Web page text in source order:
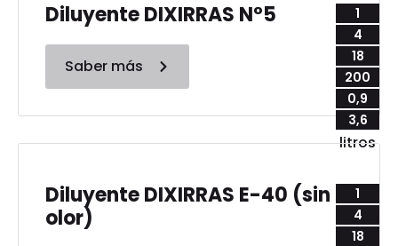
1
4
18
200
0,9
3,6
litros
Diluyente DIXIRRAS N°5
Saber más
1
4
18
Diluyente DIXIRRAS E-40 (sin
olor)